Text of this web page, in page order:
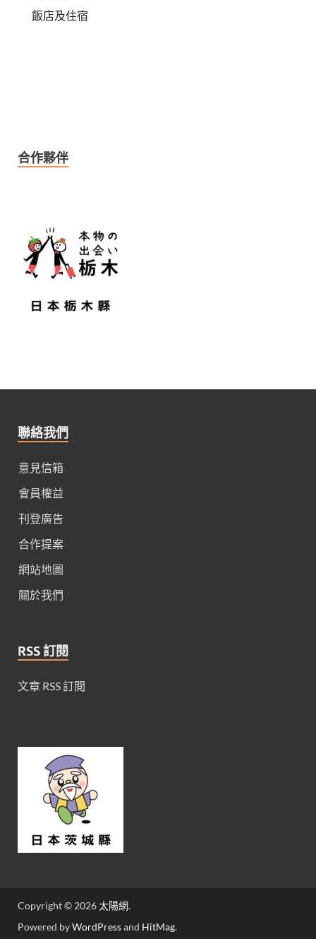
飯店及住宿
合作夥伴
聯絡我們
意見信箱
會員權益
刊登廣告
合作提案
網站地圖
關於我們
RSS 訂閱
文章 RSS 訂閱
Copyright © 2026太陽網.
Powered byWordPressand HitMag.